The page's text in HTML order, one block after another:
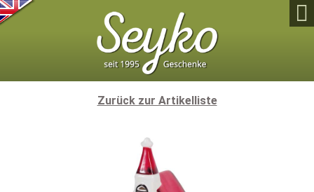

Zurück zur Artikelliste